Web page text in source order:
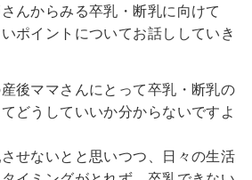
んからみる卒乳・断乳に向けて
ポイントについてお話ししていき
後ママさんにとって卒乳・断乳の
どうしていいか分からないですよ
せないとと思いつつ、日々の生活